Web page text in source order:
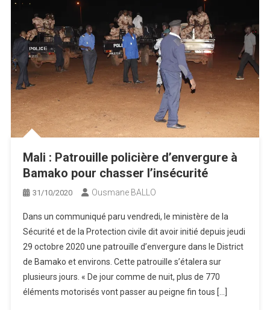
Mali : Patrouille policière d’envergure à
Bamako pour chasser l’insécurité
31/10/2020 Ousmane BALLO
Dans un communiqué paru vendredi, le ministère de la
Sécurité et de la Protection civile dit avoir initié depuis jeudi
29 octobre 2020 une patrouille d’envergure dans le District
de Bamako et environs. Cette patrouille s’étalera sur
plusieurs jours. « De jour comme de nuit, plus de 770
éléments motorisés vont passer au peigne fin tous […]